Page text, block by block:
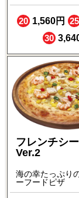
20 1,560円 25
30
フレンチシ
Ver.2
海の幸たっぷり
ーフードピザ